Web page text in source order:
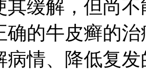
其缓解，但尚
确的牛皮癣的
病情、降低复